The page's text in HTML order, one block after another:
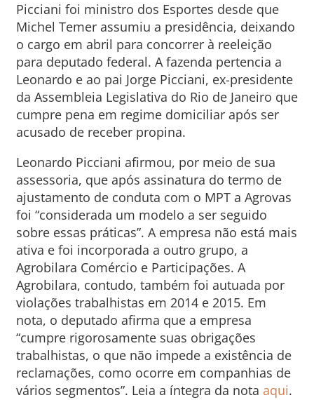
Picciani foi ministro dos Esportes desde que
Michel Temer assumiu a presidência, deixando
o cargo em abril para concorrer à reeleição
para deputado federal. A fazenda pertencia a
Leonardo e ao pai Jorge Picciani, ex-presidente
da Assembleia Legislativa do Rio de Janeiro que
cumpre pena em regime domiciliar após ser
acusado de receber propina.
Leonardo Picciani afirmou, por meio de sua
assessoria, que após assinatura do termo de
ajustamento de conduta com o MPT a Agrovas
foi “considerada um modelo a ser seguido
sobre essas práticas”. A empresa não está mais
ativa e foi incorporada a outro grupo, a
Agrobilara Comércio e Participações. A
Agrobilara, contudo, também foi autuada por
violações trabalhistas em 2014 e 2015. Em
nota, o deputado afirma que a empresa
“cumpre rigorosamente suas obrigações
trabalhistas, o que não impede a existência de
reclamações, como ocorre em companhias de
vários segmentos”. Leia a íntegra da nota aqui.